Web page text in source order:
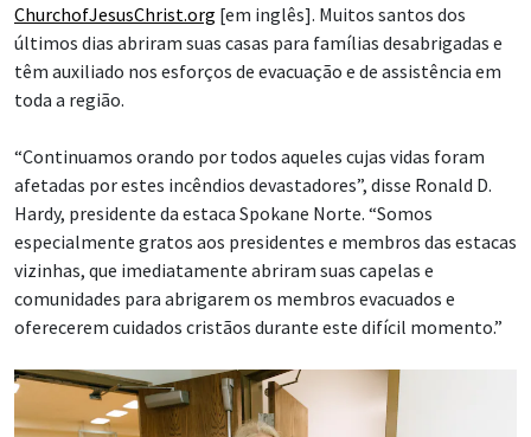
ChurchofJesusChrist.org [em inglês]. Muitos santos dos
últimos dias abriram suas casas para famílias desabrigadas e
têm auxiliado nos esforços de evacuação e de assistência em
toda a região.
“Continuamos orando por todos aqueles cujas vidas foram
afetadas por estes incêndios devastadores”, disse Ronald D.
Hardy, presidente da estaca Spokane Norte. “Somos
especialmente gratos aos presidentes e membros das estacas
vizinhas, que imediatamente abriram suas capelas e
comunidades para abrigarem os membros evacuados e
oferecerem cuidados cristãos durante este difícil momento.”